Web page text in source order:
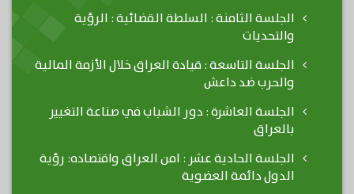
الجلسة الثامنة : السلطة القضائية : الرؤية
والتحديات
الجلسة التاسعة : قيادة العراق خلال الأزمة المالية
والحرب ضد داعش
الجلسة العاشرة : دور الشباب في صناعة التغيير
بالعراق
الجلسة الحادية عشر : امن العراق واقتصاده: رؤية
الدول دائمة العضوية